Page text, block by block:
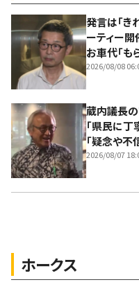
発言は「
ーティー開
お車代「も
2026/08/08
蔵内議長
「県民に
「疑念や
2026/08/07
ホークス